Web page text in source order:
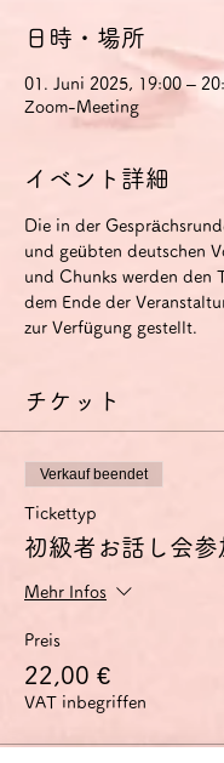
日時・場所
01. Juni 2025, 19:00 –
Zoom-Meeting
イベント詳細
Die in der
und geübten deutschen
und Chunks werden den
dem Ende der
zur Verfügung gestellt.
チケット
Verkauf beendet
Tickettyp
初級者お話し会参
Mehr Infos
Preis
22,00 €
VAT inbegriffen